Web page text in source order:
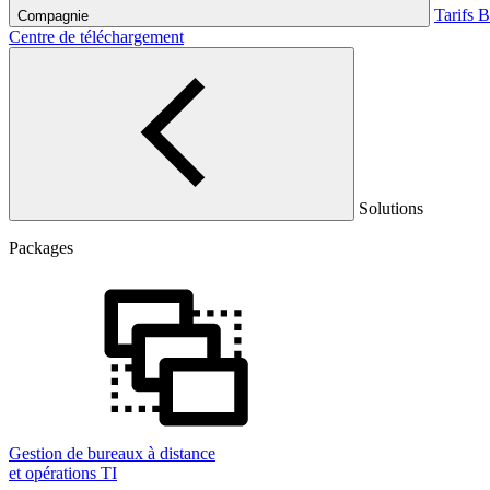
Compagnie Tarifs
Centre de téléchargement
Solutions
Packages
Gestion de bureaux à distance
et opérations TI